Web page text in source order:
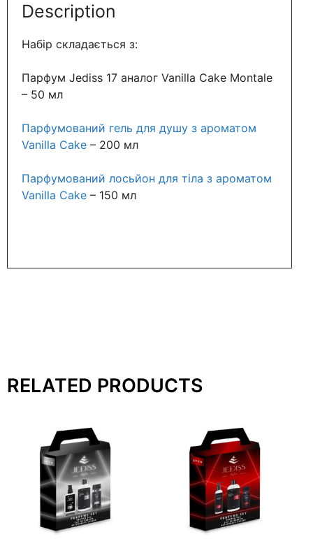
Description
Набір складається з:
Парфум Jediss 17 аналог Vanilla Cake Montale
– 50 мл
Парфумований гель для душу з ароматом
Vanilla Cake – 200 мл
Парфумований лосьйон для тіла з ароматом
Vanilla Cake – 150 мл
RELATED PRODUCTS